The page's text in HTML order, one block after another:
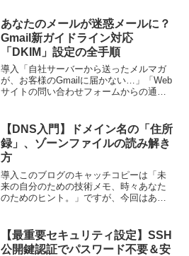
あなたのメールが迷惑メールに？
Gmail新ガイドライン対応
「DKIM」設定の全手順
導入「自社サーバーから送ったメルマガ
が、お客様のGmailに届かない…」「Web
サイトの問い合わせフォームからの通知
なら、こんな経験はありませんか？2024
年から、Go...
【DNS入門】ドメイン名の「住所
録」、ゾーンファイルの読み解き
方
導入このブログのキャッチコピーは「未
来の自分のための技術メモ、時々あなた
のためのヒント。」ですが、今回はあな
と繋がっているのか、その裏側を支える
「住所録」に関...
【最重要セキュリティ設定】SSH
公開鍵認証でパスワード不要＆安